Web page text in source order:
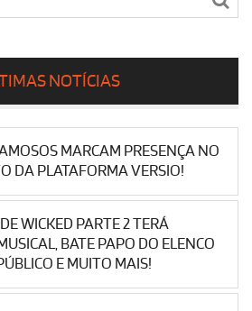
NOTÍCIAS
MARCAM PRESENÇA NO
DA PLATAFORMA VERSIO!
WICKED PARTE 2 TERÁ
BATE PAPO DO ELENCO
E MUITO MAIS!